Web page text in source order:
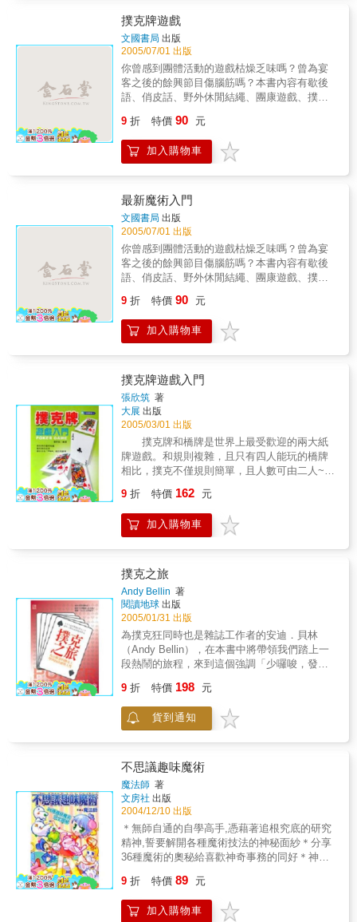
撲克牌遊戲
文國書局 出版
2005/07/01 出版
你曾感到團體活動的遊戲枯燥乏味嗎？曾為宴
客之後的餘興節目傷腦筋嗎？本書內容有歇後
語、俏皮話、野外休閒結繩、團康遊戲、撲克
語、火柴棒遊戲等，趣味十足，可以在任何場
合打破僵局，帶起歡樂氣氛。&
9 折 特價 90 元
加入購物車
最新魔術入門
文國書局 出版
2005/07/01 出版
你曾感到團體活動的遊戲枯燥乏味嗎？曾為宴
客之後的餘興節目傷腦筋嗎？本書內容有歇後
語、俏皮話、野外休閒結繩、團康遊戲、撲克
語、火柴棒遊戲等，趣味十足，可以在任何場
合打破僵局，帶起歡樂氣氛。&
9 折 特價 90 元
加入購物車
撲克牌遊戲入門
張欣筑 著
大展 出版
2005/03/01 出版
撲克牌和橋牌是世界上最受歡迎的兩大紙
牌遊戲。和規則複雜，且只有四人能玩的橋牌
相比，撲克不僅規則簡單，且人數可由二人~十
魅力所吸引，不論是誰都會沈迷其中，可以說
是既有趣又深奧。 不管是小孩或是職業賭
徒，只要熱衷於撲克牌遊戲當中，其他的事可
我們針對想開始接觸撲克牌遊戲的人，從撲克
牌遊戲的基本玩法開始作簡單明瞭的介紹。
9 折 特價 162 元
加入購物車
撲克之旅
Andy Bellin 著
閱讀地球 出版
2005/01/31 出版
為撲克狂同時也是雜誌工作者的安迪．貝林
（Andy Bellin），在本書中將帶領我們踏上一
段熱鬧的旅程，來到這個強調「少囉唆，發
室的牌局到拉斯維加斯的「世界撲克大賽」，
我們能夠在字裡行間獲得撲克世界神奇的臨場
感，就像正站在主人翁身後，看他學習數牌、
不見得熟悉他所提到的每一種牌戲，貝林仍然
能夠以生動的敘述，將撲克次文化中充斥的各
類玩家、夢想家、騙徒、怪胎等描繪得活靈活
現，好像這些人物就出現在我們的生活當中，
也讓我們如同置身在牌局之間、正在觀察身邊
玩家的喊注。而如果讀者恰巧也是個撲克迷，
閱讀《撲克之旅》，無非是與貝林分享了他精
闢的觀察紀錄，想必在撲克牌桌上的心理戰術
能夠更加精進！
9 折 特價 198 元
貨到通知
不思議趣味魔術
魔法師 著
文房社 出版
2004/12/10 出版
＊無師自通的自學高手,憑藉著追根究底的研究
精神,誓要解開各種魔術技法的神秘面紗＊分享
36種魔術的奧秘給喜歡神奇事務的同好＊神奇
中的焦點,心中的人氣王﹗＊藉由魔術訓練您的
反應力&#65380;觀察力&#65380;記憶力…….＊
告訴您手指體操與撲克牌的秘訣,讓您的魔術技
9 折 特價 89 元
加入購物車